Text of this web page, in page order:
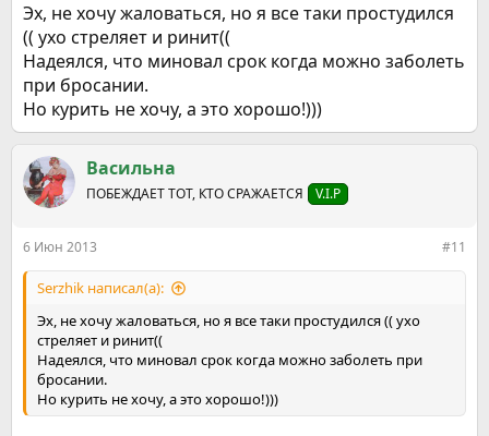
Эх, не хочу жаловаться, но я все таки простудился
(( ухо стреляет и ринит((
Надеялся, что миновал срок когда можно заболеть
при бросании.
Но курить не хочу, а это хорошо!)))
Васильна
ПОБЕЖДАЕТ ТОТ, КТО СРАЖАЕТСЯ V.I.P
6 Июн 2013 #11
Serzhik написал(а):
Эх, не хочу жаловаться, но я все таки простудился (( ухо
стреляет и ринит((
Надеялся, что миновал срок когда можно заболеть при
бросании.
Но курить не хочу, а это хорошо!)))